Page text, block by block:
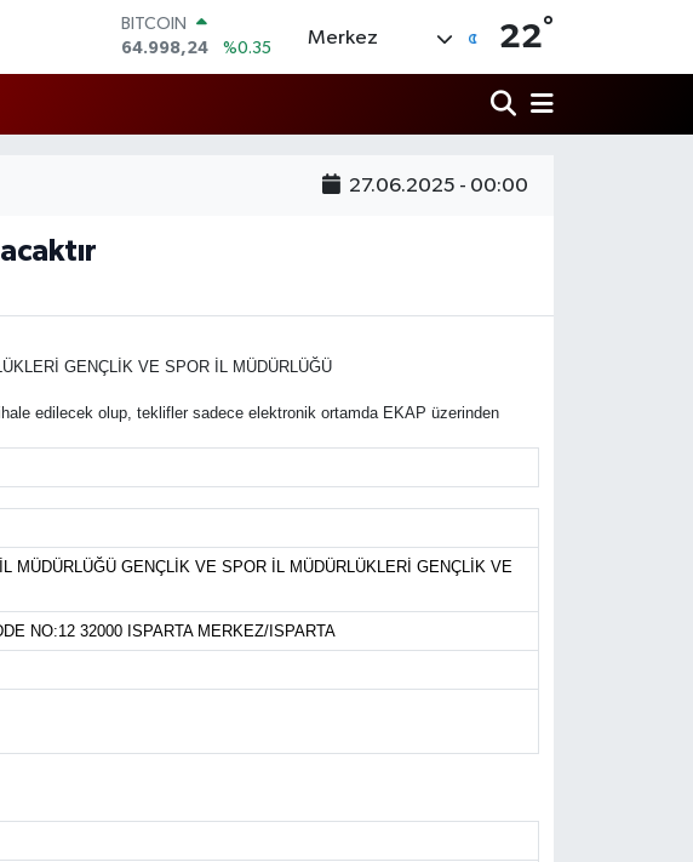
BITCOIN
64.998,24
%0.35
DOLAR
Merkez 22°
27.06.2025 - 00:00
GENÇLİK VE SPOR İL MÜDÜRLÜĞÜ
edilecek olup, teklifler sadece elektronik ortamda EKAP üzerinden
MÜDÜRLÜĞÜ GENÇLİK VE SPOR İL MÜDÜRLÜKLERİ GENÇLİK VE
NO:12 32000 ISPARTA MERKEZ/ISPARTA